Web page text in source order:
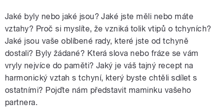
Jaké byly nebo jaké jsou? Jaké jste měli nebo máte
vztahy? Proč si myslíte, že vzniká tolik vtipů o tchyních?
Jaké jsou vaše oblíbené rady, které jste od tchyně
dostali? Byly žádané? Která slova nebo fráze se vám
vryly nejvíce do paměti? Jaký je váš tajný recept na
harmonický vztah s tchyní, který byste chtěli sdílet s
ostatními? Pojďte nám představit maminku vašeho
partnera.